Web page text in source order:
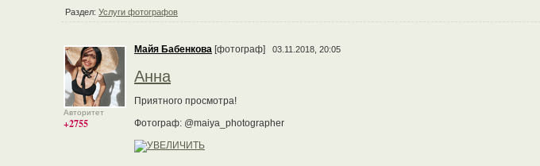
Раздел: Услуги фотографов
Авторитет
+2755
Майя Бабенкова [фотограф] 03.11.2018, 20:05
Анна
Приятного просмотра!
Фотограф: @maiya_photographer